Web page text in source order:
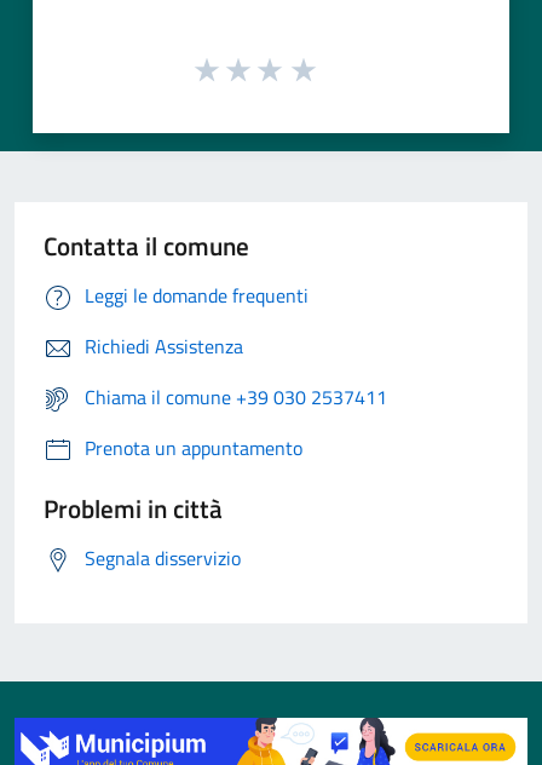
Contatta il comune
Leggi le domande frequenti
Richiedi Assistenza
Chiama il comune +39 030 2537411
Prenota un appuntamento
Problemi in città
Segnala disservizio